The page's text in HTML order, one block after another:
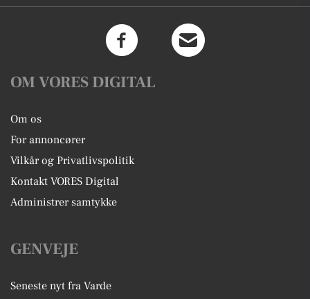
OM VORES DIGITAL
Om os
For annoncører
Vilkår og Privatlivspolitik
Kontakt VORES Digital
Administrer samtykke
GENVEJE
Seneste nyt fra Varde